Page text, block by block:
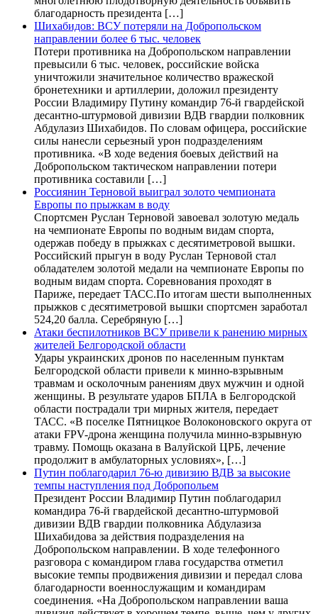
благодарность президента […]
Шихабидов: ВСУ потеряли на Добропольском
направлении более 6 тыс. человек
Потери противника на Добропольском направлении
превысили 6 тыс. человек, российские войска
уничтожили значительное количество вражеской
бронетехники и артиллерии, доложил президенту
России Владимиру Путину командир 76-й гвардейской
десантно-штурмовой дивизии ВДВ гвардии полковник
Абдулазиз Шихабидов. По словам офицера, российские
силы нанесли серьезный урон подразделениям
противника. «В ходе ведения боевых действий на
Добропольском тактическом направлении потери
противника составили […]
Россиянин Терновой выиграл золото чемпионата
Европы по прыжкам в воду
Спортсмен Руслан Терновой завоевал золотую медаль
на чемпионате Европы по водным видам спорта,
одержав победу в прыжках с десятиметровой вышки.
Российский прыгун в воду Руслан Терновой стал
обладателем золотой медали на чемпионате Европы по
водным видам спорта. Соревнования проходят в
Париже, передает ТАСС.По итогам шести выполненных
прыжков с десятиметровой вышки спортсмен заработал
524,20 балла. Серебряную […]
Атаки беспилотников ВСУ привели к ранению мирных
жителей Белгородской области
Удары украинских дронов по населенным пунктам
Белгородской области привели к минно-взрывным
травмам и осколочным ранениям двух мужчин и одной
женщины. В результате ударов БПЛА в Белгородской
области пострадали три мирных жителя, передает
ТАСС. «В поселке Пятницкое Волоконовского округа от
атаки FPV-дрона женщина получила минно-взрывную
травму. Помощь оказана в Валуйской ЦРБ, лечение
продолжит в амбулаторных условиях», […]
Путин поблагодарил 76-ю дивизию ВДВ за высокие
темпы наступления под Добропольем
Президент России Владимир Путин поблагодарил
командира 76-й гвардейской десантно-штурмовой
дивизии ВДВ гвардии полковника Абдулазиза
Шихабидова за действия подразделения на
Добропольском направлении. В ходе телефонного
разговора с командиром глава государства отметил
высокие темпы продвижения дивизии и передал слова
благодарности военнослужащим и командирам
соединения. «На Добропольском направлении ваша